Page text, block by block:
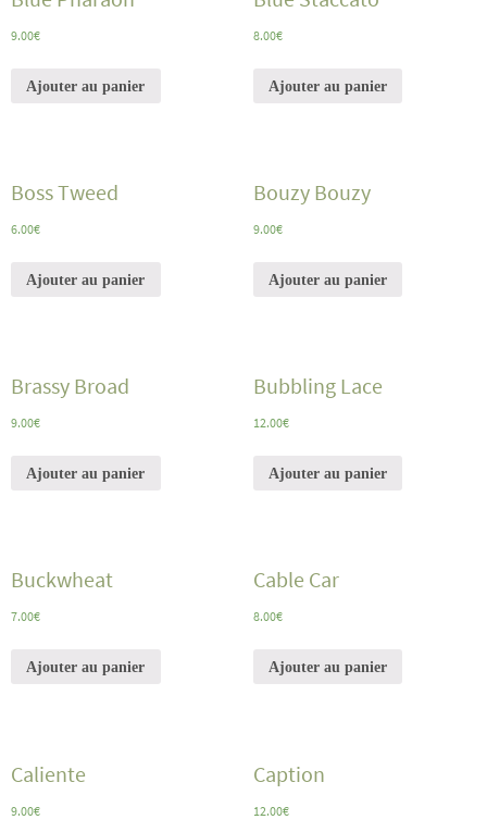
9.00€
Ajouter au panier
8.00€
Ajouter au panier
Boss Tweed
6.00€
Ajouter au panier
Bouzy Bouzy
9.00€
Ajouter au panier
Brassy Broad
9.00€
Ajouter au panier
Bubbling Lace
12.00€
Ajouter au panier
Buckwheat
7.00€
Ajouter au panier
Cable Car
8.00€
Ajouter au panier
Caliente
9.00€
Caption
12.00€